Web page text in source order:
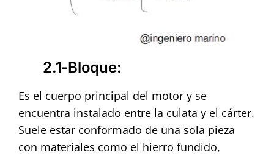
2.1-Bloque:
Es el cuerpo principal del motor y se
encuentra instalado entre la culata y el cárter.
Suele estar conformado de una sola pieza
con materiales como el hierro fundido,